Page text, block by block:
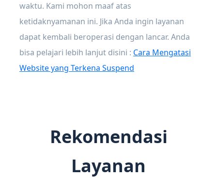
waktu. Kami mohon maaf atas
ketidaknyamanan ini. Jika Anda ingin layanan
dapat kembali beroperasi dengan lancar. Anda
bisa pelajari lebih lanjut disini : Cara Mengatasi
Website yang Terkena Suspend
Rekomendasi
Layanan